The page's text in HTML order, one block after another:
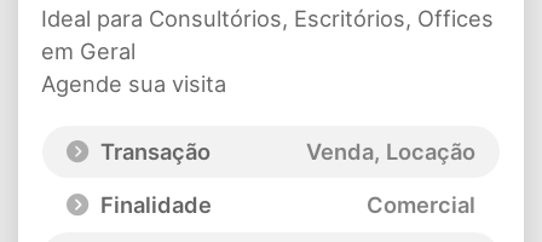
Ideal para Consultórios, Escritórios, Offices
em Geral
Agende sua visita
Transação
Venda, Locação
Finalidade
Comercial